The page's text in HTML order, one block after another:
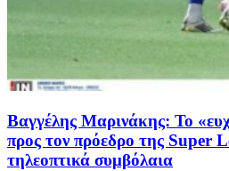
Βαγγέλης Μαρινάκης: Το
προς τον πρόεδρο της Super
τηλεοπτικά συμβόλαια